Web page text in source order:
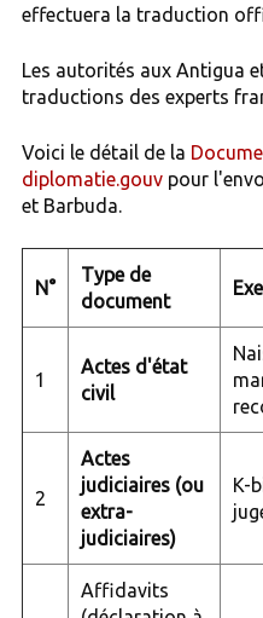
effectuera la traduction
Les autorités aux Antigua
traductions des experts
Voici le détail de la
diplomatie.gouvpour
et Barbuda.
N°
Type de
document
1
Actes d'état
civil
2
Actes
judiciaires (ou
extra-
judiciaires)
K-
Affidavits